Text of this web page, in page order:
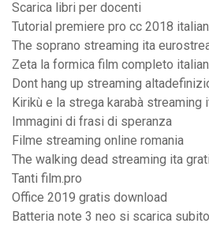
Scarica libri per docenti
Tutorial premiere pro cc 2018
The soprano streaming ita
Zeta la formica film completo
Dont hang up streaming
Kirikù e la strega karabà streaming
Immagini di frasi di speranza
Filme streaming online romania
The walking dead streaming ita
Tanti film.pro
Office 2019 gratis download
Batteria note 3 neo si scarica subito